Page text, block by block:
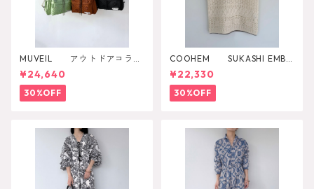
MUVEIL アウトドアコラボ
2WAYリュック
¥24,640
30%OFF
COOHEM SUKASHI EMBO
SSED KNIT PULLOVER
¥22,330
30%OFF